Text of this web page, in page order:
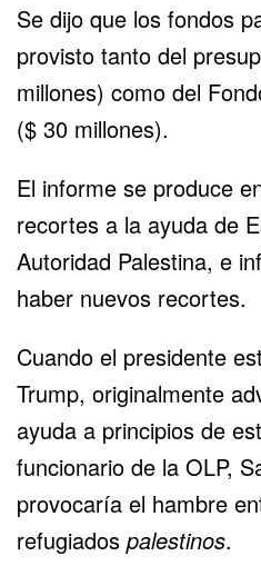
Se dijo que los fondos
provisto tanto del
millones) como del
($ 30 millones).
El informe se produce
recortes a la ayuda de
Autoridad Palestina, e
haber nuevos recortes.
Cuando el presidente
Trump, originalmente
ayuda a principios de
funcionario de la OLP,
provocaría el hambre
refugiados palestinos.